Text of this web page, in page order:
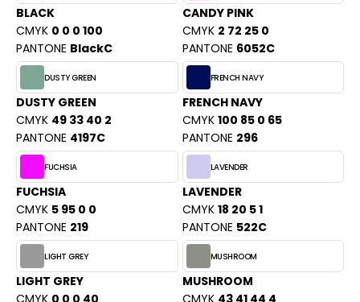
VETEMENTS
SHIRT
SHIRT
PROFESSIONNELLE
- BLOUSON
- BLANKS
COOL
HOODS
T'S
BLACK
CMYK 0 0 0 100
PANTONE BlackC
CANDY PINK
CMYK 2 72 25 0
PANTONE 6052C
DUSTY GREEN
DUSTY GREEN
CMYK 49 33 40 2
PANTONE 4197C
FRENCH NAVY
FRENCH NAVY
CMYK 100 85 0 65
PANTONE 296
FUCHSIA
FUCHSIA
CMYK 5 95 0 0
PANTONE 219
LAVENDER
LAVENDER
CMYK 18 20 5 1
PANTONE 522C
LIGHT GREY
LIGHT GREY
CMYK 0 0 0 40
MUSHROOM
MUSHROOM
CMYK 43 41 44 4